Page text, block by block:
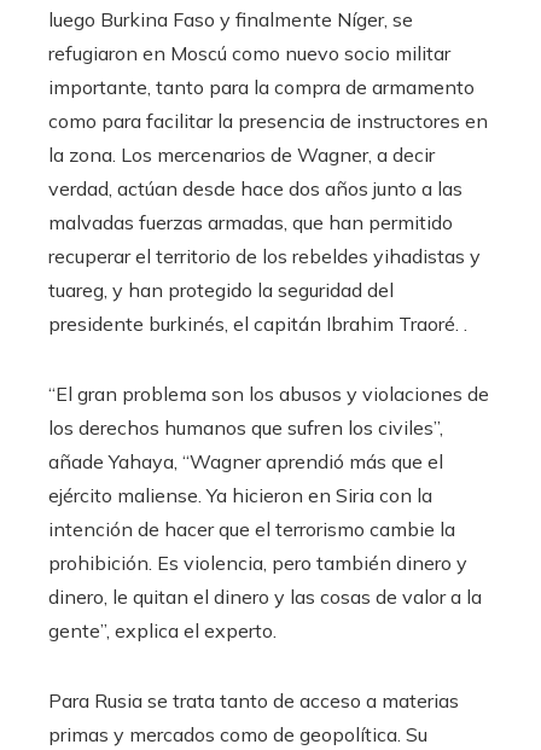
luego Burkina Faso y finalmente Níger, se
refugiaron en Moscú como nuevo socio militar
importante, tanto para la compra de armamento
como para facilitar la presencia de instructores en
la zona. Los mercenarios de Wagner, a decir
verdad, actúan desde hace dos años junto a las
malvadas fuerzas armadas, que han permitido
recuperar el territorio de los rebeldes yihadistas y
tuareg, y han protegido la seguridad del
presidente burkinés, el capitán Ibrahim Traoré. .
“El gran problema son los abusos y violaciones de
los derechos humanos que sufren los civiles”,
añade Yahaya, “Wagner aprendió más que el
ejército maliense. Ya hicieron en Siria con la
intención de hacer que el terrorismo cambie la
prohibición. Es violencia, pero también dinero y
dinero, le quitan el dinero y las cosas de valor a la
gente”, explica el experto.
Para Rusia se trata tanto de acceso a materias
primas y mercados como de geopolítica. Su